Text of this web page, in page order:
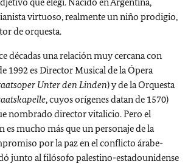
virtuoso, realmente un niño prodigio,
de orquesta.
décadas una relación muy cercana con
1992 es Director Musical de la Ópera
Unter den Linden) y de la Orquesta
, cuyos orígenes datan de 1570)
nombrado director vitalicio. Pero el
es mucho más que un personaje de la
por la paz en el conflicto árabe-
junto al filósofo palestino-estadounidense